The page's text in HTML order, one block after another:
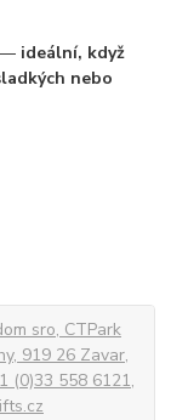
— ideální, když
nebo
sro, CTPark
919 26 Zavar,
(0)33 558 6121,